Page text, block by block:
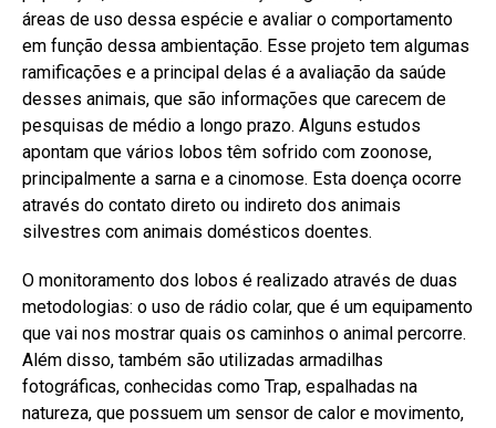
áreas de uso dessa espécie e avaliar o comportamento
em função dessa ambientação. Esse projeto tem algumas
ramificações e a principal delas é a avaliação da saúde
desses animais, que são informações que carecem de
pesquisas de médio a longo prazo. Alguns estudos
apontam que vários lobos têm sofrido com zoonose,
principalmente a sarna e a cinomose. Esta doença ocorre
através do contato direto ou indireto dos animais
silvestres com animais domésticos doentes.
O monitoramento dos lobos é realizado através de duas
metodologias: o uso de rádio colar, que é um equipamento
que vai nos mostrar quais os caminhos o animal percorre.
Além disso, também são utilizadas armadilhas
fotográficas, conhecidas como Trap, espalhadas na
natureza, que possuem um sensor de calor e movimento,